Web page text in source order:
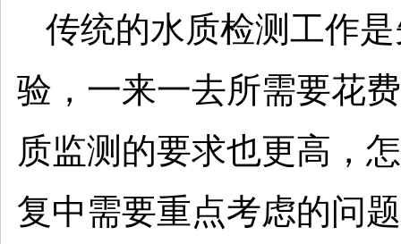
传统的水质检测工作
验，一来一去所需要花
质监测的要求也更高，
复中需要重点考虑的问